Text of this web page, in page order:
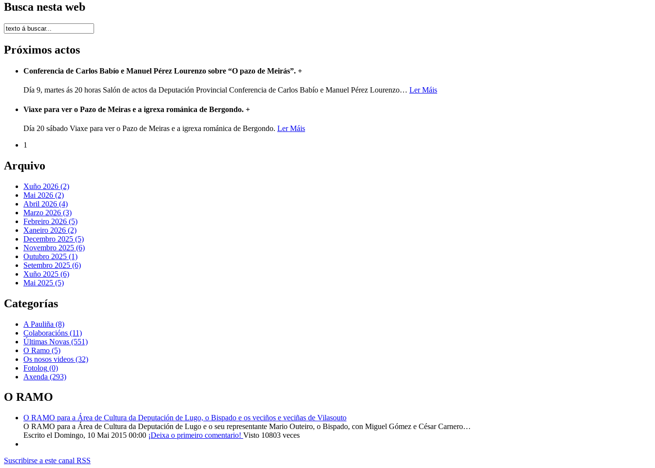
Busca nesta web
Próximos actos
Conferencia de Carlos Babío e Manuel Pérez Lourenzo sobre “O pazo de Meirás”. +
Día 9, martes ás 20 horas Salón de actos da Deputación Provincial Conferencia de Carlos Babío e Manuel Pérez Lourenzo… Ler Máis
Viaxe para ver o Pazo de Meiras e a igrexa románica de Bergondo. +
Día 20 sábado Viaxe para ver o Pazo de Meiras e a igrexa románica de Bergondo. Ler Máis
1
Arquivo
Xuño 2026 (2)
Mai 2026 (2)
Abril 2026 (4)
Marzo 2026 (3)
Febreiro 2026 (5)
Xaneiro 2026 (2)
Decembro 2025 (5)
Novembro 2025 (6)
Outubro 2025 (1)
Setembro 2025 (6)
Xuño 2025 (6)
Mai 2025 (5)
Categorías
A Pauliña (8)
Colaboracións (11)
Últimas Novas (551)
O Ramo (5)
Os nosos videos (32)
Fotolog (0)
Axenda (293)
O RAMO
O RAMO para a Área de Cultura da Deputación de Lugo, o Bispado e os veciños e veciñas de Vilasouto
O RAMO para a Área de Cultura da Deputación de Lugo e o seu representante Mario Outeiro, o Bispado, con Miguel Gómez e César Carnero…
Escrito el Domingo, 10 Mai 2015 00:00 ¡Deixa o primeiro comentario! Visto 10803 veces
Suscribirse a este canal RSS